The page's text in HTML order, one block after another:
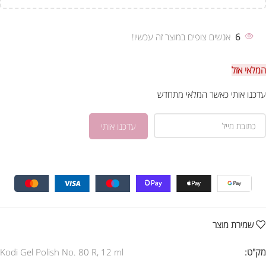
6 אנשים צופים במוצר זה עכשיו!
המלאי אזל
עדכנו אותי כאשר המלאי מתחדש
שמירת מוצר
מק"ט:
Kodi Gel Polish No. 80 R, 12 ml